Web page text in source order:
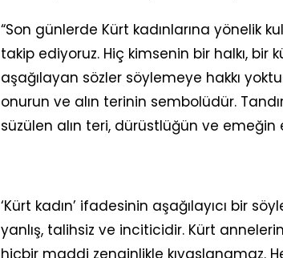
“Son günlerde Kürt kadınlarına yönelik
takip ediyoruz. Hiç kimsenin bir halkı, bir
aşağılayan sözler söylemeye hakkı
onurun ve alın terinin sembolüdür.
süzülen alın teri, dürüstlüğün ve
‘Kürt kadın’ ifadesinin aşağılayıcı bir
yanlış, talihsiz ve inciticidir. Kürt
hiçbir maddi zenginlikle kıyaslanamaz.